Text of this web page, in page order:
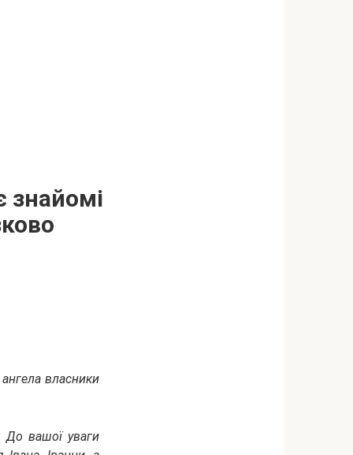
знайомі
власники
До вашої уваги